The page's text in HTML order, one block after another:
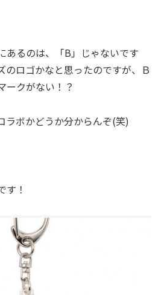
あるのは、「B」じゃないです
のロゴかなと思ったのですが、Ｂ
ークがない！？
ラボかどうか分からんぞ(笑)
す！